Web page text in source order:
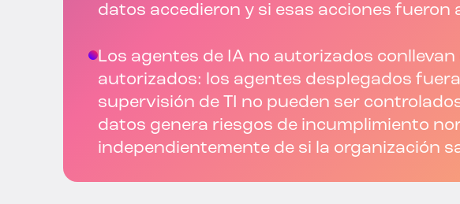
datos accedieron y si esas acciones fueron
Los agentes de IA no autorizados
autorizados: los agentes desplegados
supervisión de TI no pueden ser
datos genera riesgos de incumplimiento
independientemente de si la organización